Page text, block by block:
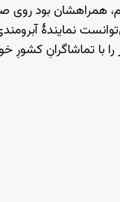
همراهشان بود روی
نمایندهٔ
را با تماشاگرانِ